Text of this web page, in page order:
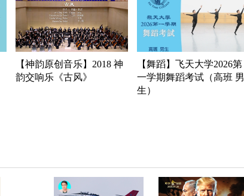
【神韵原创音乐】2018 神
韵交响乐《古风》
【舞蹈】飞天大学2026第
一学期舞蹈考试（高班 男
生）